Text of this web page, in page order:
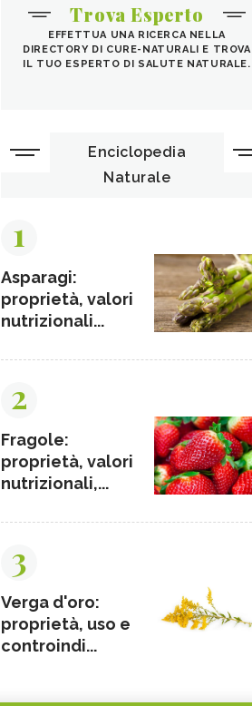
Trova Esperto
EFFETTUA UNA RICERCA NELLA
DIRECTORY DI CURE-NATURALI E TROVA
IL TUO ESPERTO DI SALUTE NATURALE.
Enciclopedia
Naturale
1
Asparagi:
proprietà, valori
nutrizionali...
2
Fragole:
proprietà, valori
nutrizionali,...
3
Verga d'oro:
proprietà, uso e
controindi...